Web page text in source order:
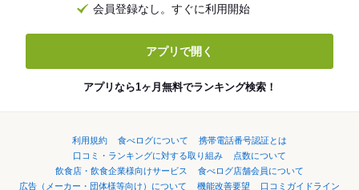
会員登録なし。すぐに利用開始
アプリで開く
アプリなら1ヶ月無料でランキング検索！
利用規約 食べログについて
携帯電話番号認証とは
口コミ・ランキングに対する取り組み
点数について
飲食店・飲食企業様向けサービス
食べログ店舗会員について
広告（メーカー・団体様等向け）について
機能改善要望 口コミガイドライン